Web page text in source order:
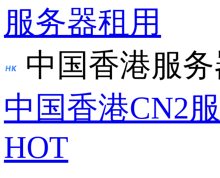
服务器租用
中国香港服
中国香港CN2
HOT